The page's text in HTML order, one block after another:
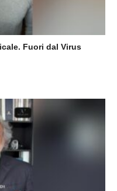
Fuori dal Virus